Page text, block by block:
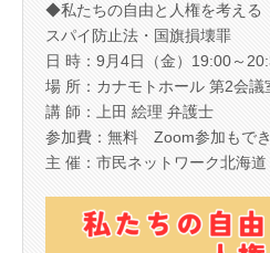
◆私たちの自由と人権を考える
スパイ防止法・国旗損壊罪
日 時：9月4日（金）19:00～
場 所：カナモトホール 第2会議
講 師：上田 絵理 弁護士
参加費：無料 Zoom参加もで
主 催：市民ネットワーク北海道